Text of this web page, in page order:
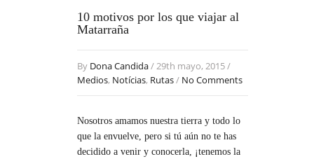
10 motivos por los que viajar al
Matarraña
By Dona Candida/ 29th mayo, 2015 /
Medios, Notícias, Rutas/ No Comments
Nosotros amamos nuestra tierra y todo lo
que la envuelve, pero si tú aún no te has
decidido a venir y conocerla, ¡tenemos la